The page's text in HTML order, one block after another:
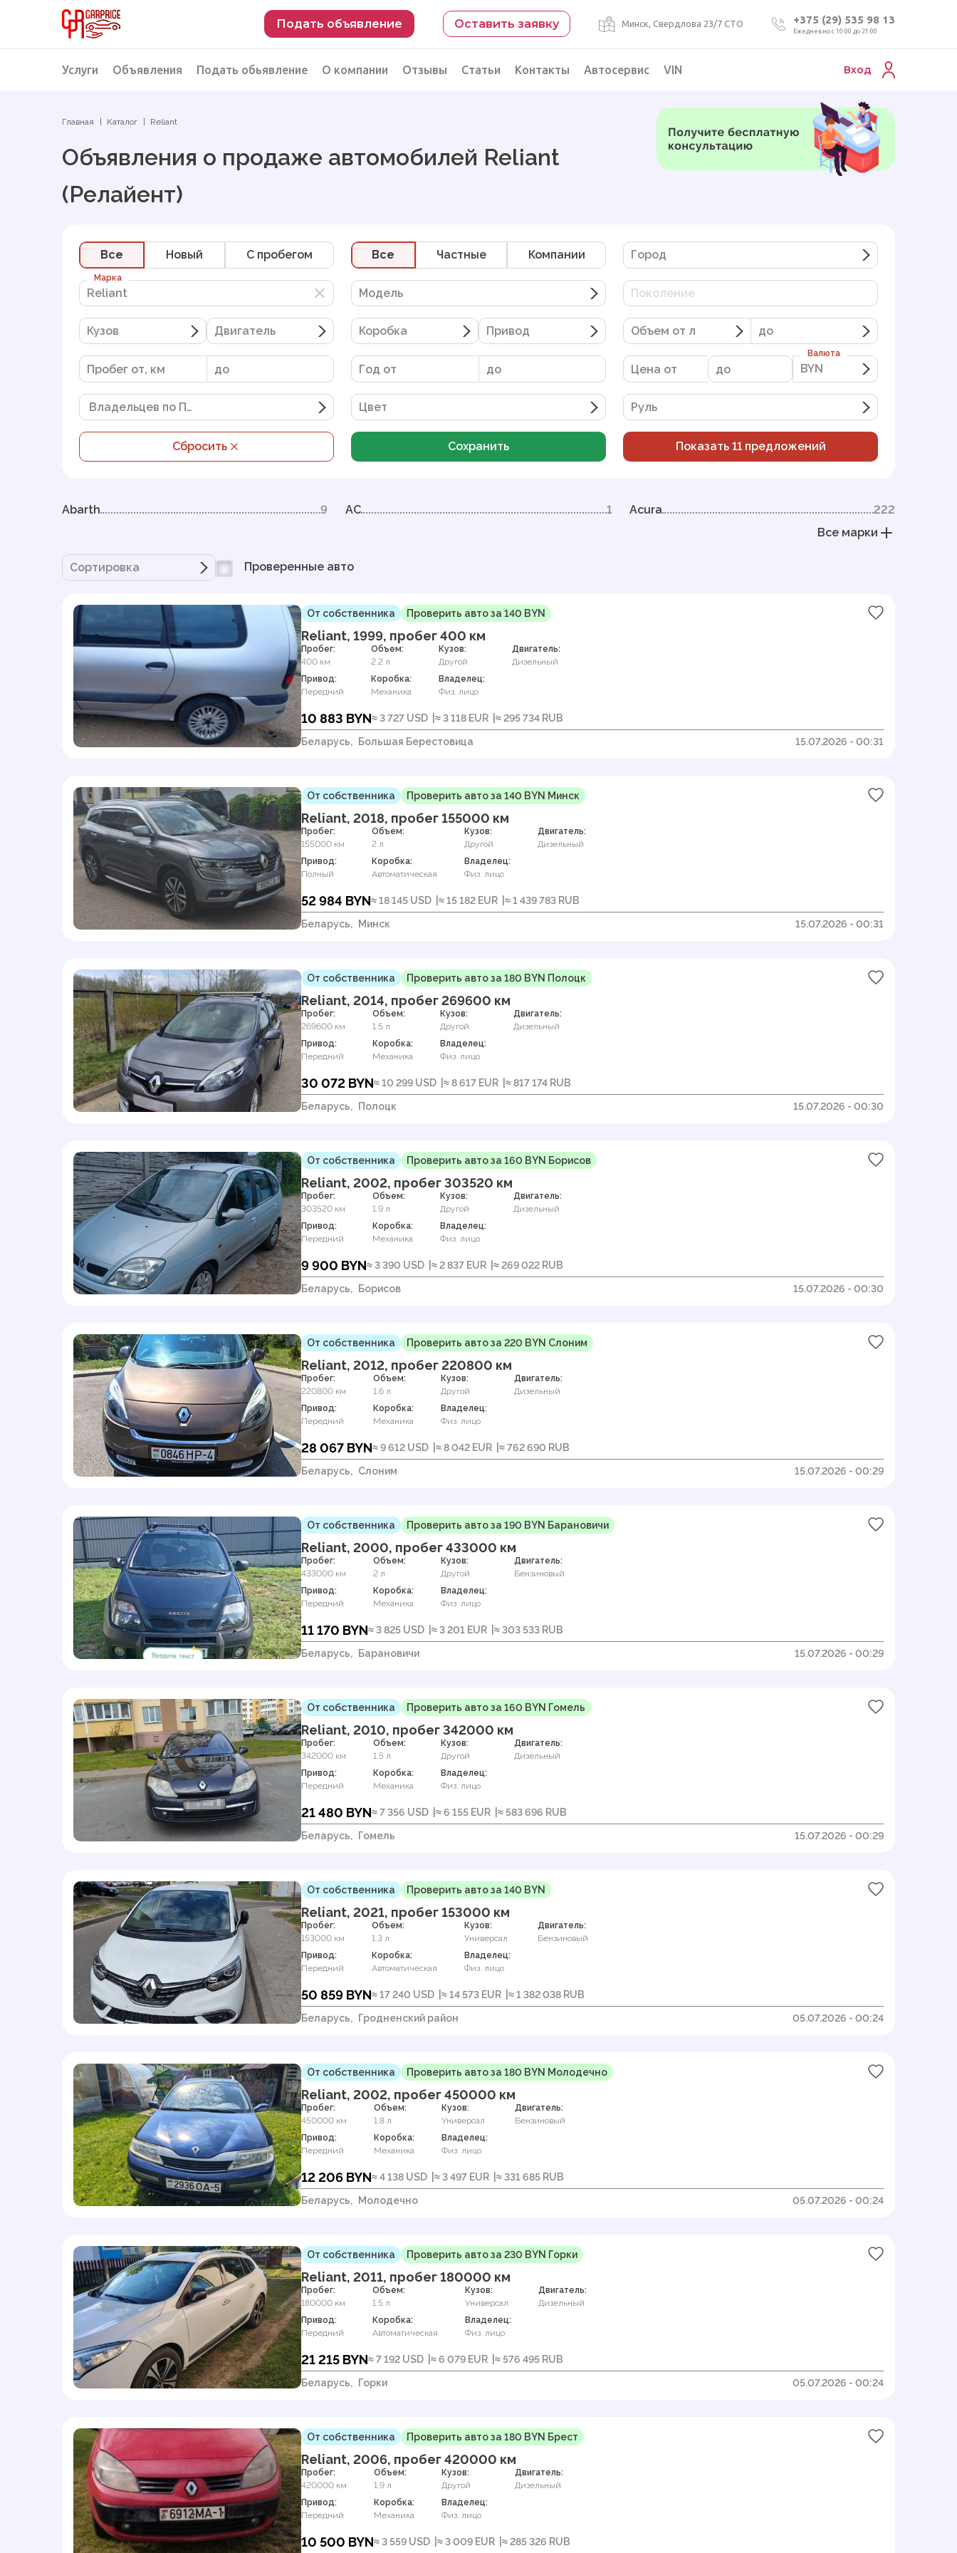
Подать объявление Оставить заявку Минск, Свердлова 23/7 СТО +375 (29) 535 98 13
Ежедневно с 10:00 до 21:00
Услуги
Подбор автомобиля
Подбор автомобиля из Европы
Проверка автомобиля перед покупкой
Проверка VIN номера авто
Пригон авто из Беларуси
Объявления Подать обьявление
Разместить объявление о продаже
О компании Отзывы Статьи Контакты Автосервис VIN Вход
Главная Каталог Reliant
Объявления о продаже автомобилей Reliant
(Релайент)
Все Новый C пробегом Все Частные Компании Город
Reliant
Reliant
Марка
Модель Поколение
Кузов Двигатель Коробка Привод Объем от л до
BYN
BYN
Валюта
Владельцев по ПТС Цвет Руль
Сбросить Сохранить Показать 11предложений
Abarth 9 AC 1 Acura
222
Все марки
Сортировка Проверенные авто
От собственника Проверить авто за 140 BYN
Reliant, 1999, пробег 400 км
Пробег:
400 км
Объем:
2.2 л
Кузов:
Другой
Двигатель:
Дизельный
Привод:
Передний
Коробка:
Механика
Владелец:
Физ. лицо
10 883 BYN≈ 3 727 USD ≈ 3 118 EUR ≈ 295 734 RUB
Беларусь, Большая Берестовица 15.07.2026 - 00:31
От собственника Проверить авто за 140 BYN Минск
Reliant, 2018, пробег 155000 км
Пробег:
155000 км
Объем:
2 л
Кузов:
Другой
Двигатель:
Дизельный
Привод:
Полный
Коробка:
Автоматическая
Владелец:
Физ. лицо
52 984 BYN≈ 18 145 USD ≈ 15 182 EUR ≈ 1 439 783 RUB
Беларусь, Минск 15.07.2026 - 00:31
От собственника Проверить авто за 180 BYN Полоцк
Reliant, 2014, пробег 269600 км
Пробег:
269600 км
Объем:
1.5 л
Кузов:
Другой
Двигатель:
Дизельный
Привод:
Передний
Коробка:
Механика
Владелец:
Физ. лицо
30 072 BYN≈ 10 299 USD ≈ 8 617 EUR ≈ 817 174 RUB
Беларусь, Полоцк 15.07.2026 - 00:30
От собственника Проверить авто за 160 BYN Борисов
Reliant, 2002, пробег 303520 км
Пробег:
303520 км
Объем:
1.9 л
Кузов:
Другой
Двигатель:
Дизельный
Привод:
Передний
Коробка:
Механика
Владелец:
Физ. лицо
9 900 BYN≈ 3 390 USD ≈ 2 837 EUR ≈ 269 022 RUB
Беларусь, Борисов 15.07.2026 - 00:30
От собственника Проверить авто за 220 BYN Слоним
Reliant, 2012, пробег 220800 км
Пробег:
220800 км
Объем:
1.6 л
Кузов:
Другой
Двигатель:
Дизельный
Привод:
Передний
Коробка:
Механика
Владелец:
Физ. лицо
28 067 BYN≈ 9 612 USD ≈ 8 042 EUR ≈ 762 690 RUB
Беларусь, Слоним 15.07.2026 - 00:29
От собственника Проверить авто за 190 BYN Барановичи
Reliant, 2000, пробег 433000 км
Пробег:
433000 км
Объем:
2 л
Кузов:
Другой
Двигатель:
Бензиновый
Привод:
Передний
Коробка:
Механика
Владелец:
Физ. лицо
11 170 BYN≈ 3 825 USD ≈ 3 201 EUR ≈ 303 533 RUB
Беларусь, Барановичи 15.07.2026 - 00:29
От собственника Проверить авто за 160 BYN Гомель
Reliant, 2010, пробег 342000 км
Пробег:
342000 км
Объем:
1.5 л
Кузов:
Другой
Двигатель:
Дизельный
Привод:
Передний
Коробка:
Механика
Владелец:
Физ. лицо
21 480 BYN≈ 7 356 USD ≈ 6 155 EUR ≈ 583 696 RUB
Беларусь, Гомель 15.07.2026 - 00:29
От собственника Проверить авто за 140 BYN
Reliant, 2021, пробег 153000 км
Пробег:
153000 км
Объем:
1.3 л
Кузов:
Универсал
Двигатель:
Бензиновый
Привод:
Передний
Коробка:
Автоматическая
Владелец:
Физ. лицо
50 859 BYN≈ 17 240 USD ≈ 14 573 EUR ≈ 1 382 038 RUB
Беларусь, Гродненский район 05.07.2026 - 00:24
От собственника Проверить авто за 180 BYN Молодечно
Reliant, 2002, пробег 450000 км
Пробег:
450000 км
Объем:
1.8 л
Кузов:
Универсал
Двигатель:
Бензиновый
Привод:
Передний
Коробка:
Механика
Владелец:
Физ. лицо
12 206 BYN≈ 4 138 USD ≈ 3 497 EUR ≈ 331 685 RUB
Беларусь, Молодечно 05.07.2026 - 00:24
От собственника Проверить авто за 230 BYN Горки
Reliant, 2011, пробег 180000 км
Пробег:
180000 км
Объем:
1.5 л
Кузов:
Универсал
Двигатель:
Дизельный
Привод:
Передний
Коробка:
Автоматическая
Владелец:
Физ. лицо
21 215 BYN≈ 7 192 USD ≈ 6 079 EUR ≈ 576 495 RUB
Беларусь, Горки 05.07.2026 - 00:24
От собственника Проверить авто за 180 BYN Брест
Reliant, 2006, пробег 420000 км
Пробег:
420000 км
Объем:
1.9 л
Кузов:
Другой
Двигатель:
Дизельный
Привод:
Передний
Коробка:
Механика
Владелец:
Физ. лицо
10 500 BYN≈ 3 559 USD ≈ 3 009 EUR ≈ 285 326 RUB